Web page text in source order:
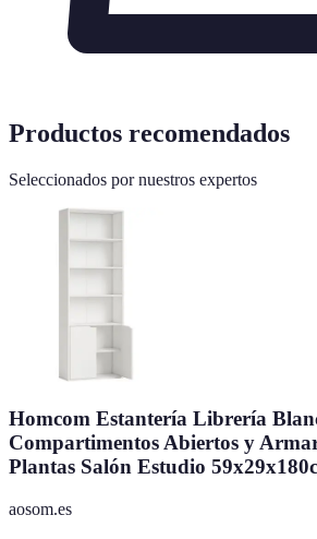
Productos recomendados
Seleccionados por nuestros expertos
Homcom Estantería Librería
Compartimentos Abiertos y
Plantas Salón Estudio
aosom.es